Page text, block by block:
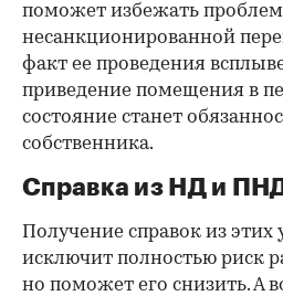
поможет избежать
несанкционированной
факт ее проведения
приведение помещения в
состояние станет
собственника.
Справка из НД и
Получение справок из
исключит полностью риск
но поможет его снизить. А